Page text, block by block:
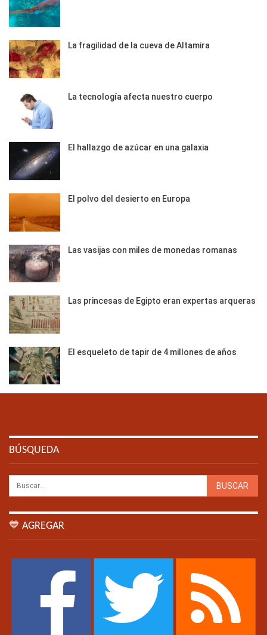
La fragilidad de la cueva de Altamira
La tecnología afecta nuestro cuerpo
El hallazgo de azúcar en una galaxia
El polvo del desierto en Europa
Las vasijas con miles de monedas romanas
Las princesas de Egipto eran expertas arqueras
El esqueleto de tapir de 4 millones de años
BÚSQUEDA
💙 AGREGAR